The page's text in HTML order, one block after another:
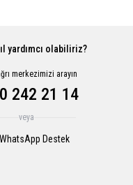
yardımcı olabiliriz?
merkezimizi arayın
242 21 14
veya
WhatsApp Destek